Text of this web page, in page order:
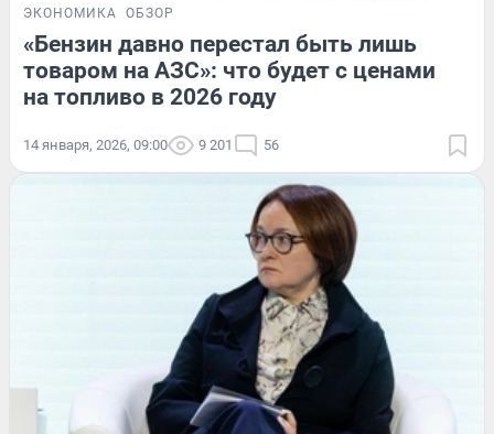
ЭКОНОМИКА ОБЗОР
«Бензин давно перестал быть лишь
товаром на АЗС»: что будет с ценами
на топливо в 2026 году
14 января, 2026, 09:00 9 201 56